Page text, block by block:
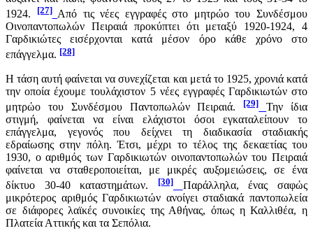
1924.
[27] Από τις νέες εγγραφές στο μητρώο του Συνδέσμου
Οινοπαντοπωλών Πειραιά προκύπτει ότι μεταξύ 1920-1924, 4
Γαρδικιώτες εισέρχονται κατά μέσον όρο κάθε χρόνο στο
επάγγελμα. [28]
Η τάση αυτή φαίνεται να συνεχίζεται και μετά το 1925, χρονιά κατά
την οποία έχουμε τουλάχιστον 5 νέες εγγραφές Γαρδικιωτών στο
μητρώο του Συνδέσμου Παντοπωλών Πειραιά.
[29]
Την ίδια
στιγμή, φαίνεται να είναι ελάχιστοι όσοι εγκαταλείπουν το
επάγγελμα, γεγονός που δείχνει τη διαδικασία σταδιακής
εδραίωσης στην πόλη. Έτσι, μέχρι το τέλος της δεκαετίας του
1930, ο αριθμός των Γαρδικιωτών οινοπαντοπωλών του Πειραιά
φαίνεται να σταθεροποιείται, με μικρές αυξομειώσεις, σε ένα
δίκτυο 30-40 καταστημάτων.
[30]
Παράλληλα, ένας σαφώς
μικρότερος αριθμός Γαρδικιωτών ανοίγει σταδιακά παντοπωλεία
σε διάφορες λαϊκές συνοικίες της Αθήνας, όπως η Καλλιθέα, η
Πλατεία Αττικής και τα Σεπόλια.